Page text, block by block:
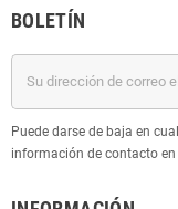
BOLETÍN
Puede darse de baja en
información de contacto en